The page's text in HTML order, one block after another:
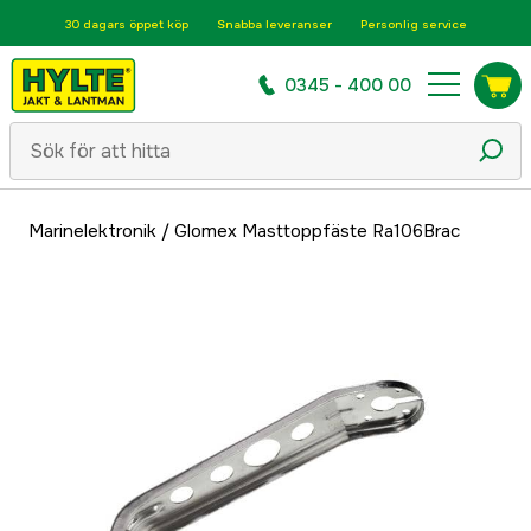
30 dagars öppet köp Snabba leveranser Personlig service
0345 - 400 00
Marinelektronik / Glomex Masttoppfäste Ra106Brac